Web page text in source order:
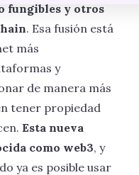
descentralizada
fungibles y otros
. Esa fusión está
más
y
de manera más
tener propiedad
Esta nueva
como web3, y
ya es posible usar